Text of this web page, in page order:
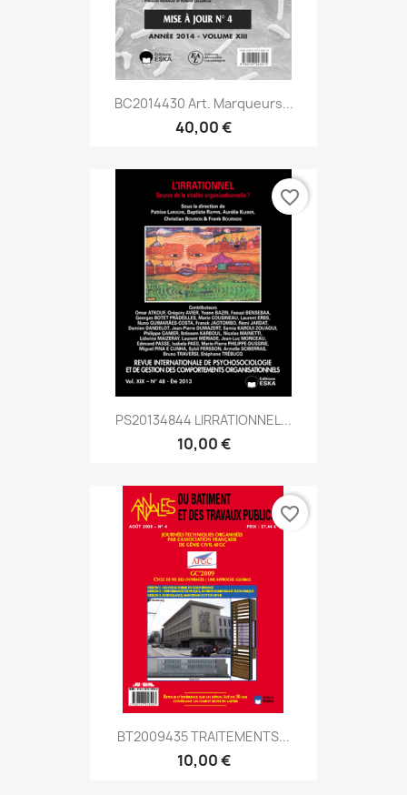
BC2014430 Art. Marqueurs...
40,00 €
PS20134844 LIRRATIONNEL...
10,00 €
favorite_border
BT2009435 TRAITEMENTS...
10,00 €
favorite_border